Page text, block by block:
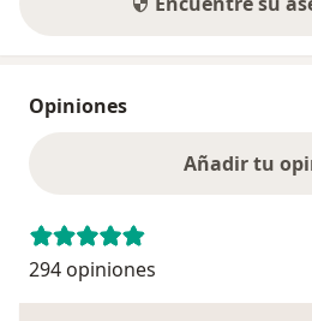
Opiniones
Añadir tu
294 opiniones